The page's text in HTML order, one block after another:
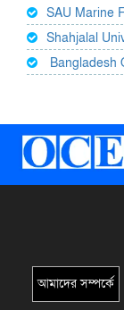
SAU Marine
Shahjalal
Bangladesh
আমাদের সম্পর্কে